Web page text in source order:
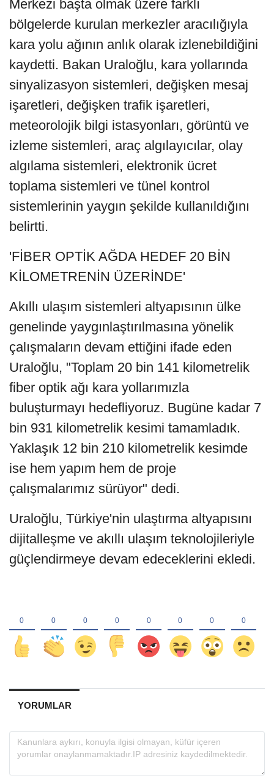
Merkezi başta olmak üzere farklı
bölgelerde kurulan merkezler aracılığıyla
kara yolu ağının anlık olarak izlenebildiğini
kaydetti. Bakan Uraloğlu, kara yollarında
sinyalizasyon sistemleri, değişken mesaj
işaretleri, değişken trafik işaretleri,
meteorolojik bilgi istasyonları, görüntü ve
izleme sistemleri, araç algılayıcılar, olay
algılama sistemleri, elektronik ücret
toplama sistemleri ve tünel kontrol
sistemlerinin yaygın şekilde kullanıldığını
belirtti.
'FİBER OPTİK AĞDA HEDEF 20 BİN
KİLOMETRENİN ÜZERİNDE'
Akıllı ulaşım sistemleri altyapısının ülke
genelinde yaygınlaştırılmasına yönelik
çalışmaların devam ettiğini ifade eden
Uraloğlu, "Toplam 20 bin 141 kilometrelik
fiber optik ağı kara yollarımızla
buluşturmayı hedefliyoruz. Bugüne kadar 7
bin 931 kilometrelik kesimi tamamladık.
Yaklaşık 12 bin 210 kilometrelik kesimde
ise hem yapım hem de proje
çalışmalarımız sürüyor" dedi.
Uraloğlu, Türkiye'nin ulaştırma altyapısını
dijitalleşme ve akıllı ulaşım teknolojileriyle
güçlendirmeye devam edeceklerini ekledi.
YORUMLAR